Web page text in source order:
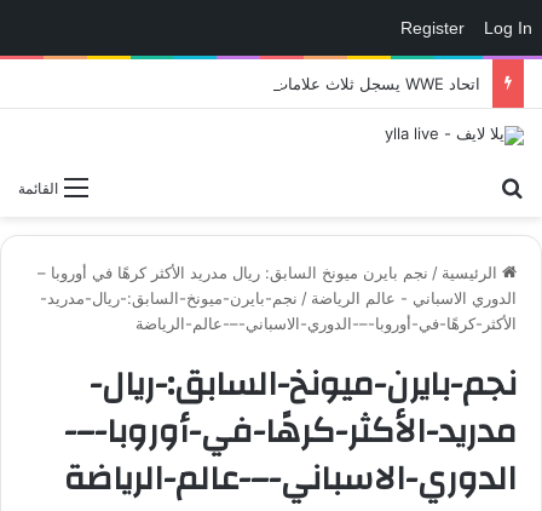
Log In
Register
القائمة
الرئيسية / نجم بايرن ميونخ السابق: ريال مدريد الأكثر كرهًا في أوروبا –
الدوري الاسباني - عالم الرياضة / نجم-بايرن-ميونخ-السابق:-ريال-مدريد-
الأكثر-كرهًا-في-أوروبا-–-الدوري-الاسباني-–-عالم-الرياضة
نجم-بايرن-ميونخ-السابق:-ريال-
مدريد-الأكثر-كرهًا-في-أوروبا-–-
الدوري-الاسباني-–-عالم-الرياضة